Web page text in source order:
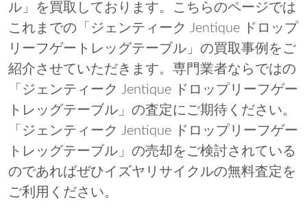
ル」を買取しております。こちらのページでは
これまでの「ジェンティーク Jentique ドロップ
リーフゲートレッグテーブル」の買取事例をご
紹介させていただきます。専門業者ならではの
「ジェンティーク Jentique ドロップリーフゲー
トレッグテーブル」の査定にご期待ください。
「ジェンティーク Jentique ドロップリーフゲー
トレッグテーブル」の売却をご検討されている
のであればぜひイズヤリサイクルの無料査定を
ご利用ください。